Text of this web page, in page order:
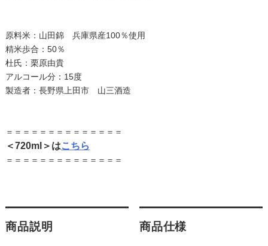
原料米：山田錦 兵庫県産100％使用
精米歩合：50％
杜氏：栗原由貴
アルコール分：15度
製造者：長野県上田市 山三酒造
＝＝＝＝＝＝＝＝＝＝＝＝＝＝
＜720ml＞はこちら
＝＝＝＝＝＝＝＝＝＝＝＝＝＝
商品説明 商品仕様